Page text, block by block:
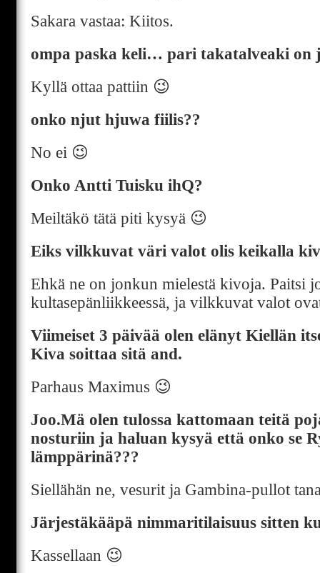
Sakara vastaa: Kiitos.
ompa paska keli… pari takatalveaki on
Kyllä ottaa pattiin 😉
onko njut hjuwa fiilis??
No ei 😉
Onko Antti Tuisku ihQ?
Meiltäkö tätä piti kysyä 😉
Eiks vilkkuvat väri valot olis keikalla
Ehkä ne on jonkun mielestä kivoja. Paitsi
kultasepänliikkeessä, ja vilkkuvat valot
Viimeiset 3 päivää olen elänyt Kiellän
Kiva soittaa sitä and.
Parhaus Maximus 😉
Joo.Mä olen tulossa kattomaan teitä
nosturiin ja haluan kysyä että onko se
lämppärinä???
Siellähän ne, vesurit ja Gambina-pullot
Järjestäkääpä nimmaritilaisuus sitten
Kassellaan 😉